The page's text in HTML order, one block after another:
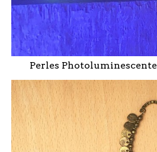
Perles